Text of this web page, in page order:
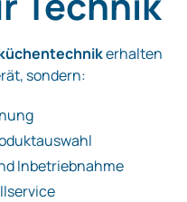
erhalten
sondern:
Inbetriebnahme